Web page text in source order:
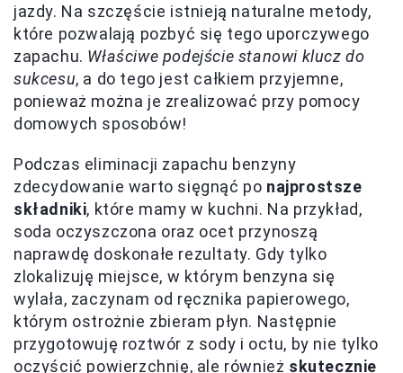
jazdy. Na szczęście istnieją naturalne metody,
które pozwalają pozbyć się tego uporczywego
zapachu. Właściwe podejście stanowi klucz do
sukcesu, a do tego jest całkiem przyjemne,
ponieważ można je zrealizować przy pomocy
domowych sposobów!
Podczas eliminacji zapachu benzyny
zdecydowanie warto sięgnąć po najprostsze
składniki, które mamy w kuchni. Na przykład,
soda oczyszczona oraz ocet przynoszą
naprawdę doskonałe rezultaty. Gdy tylko
zlokalizuję miejsce, w którym benzyna się
wylała, zaczynam od ręcznika papierowego,
którym ostrożnie zbieram płyn. Następnie
przygotowuję roztwór z sody i octu, by nie tylko
oczyścić powierzchnię, ale również skutecznie